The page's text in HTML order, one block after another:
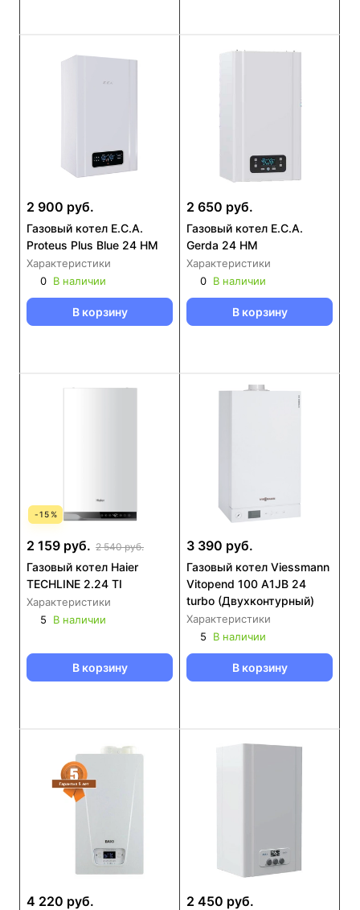
2 900 руб.
Газовый котел E.C.A.
Proteus Plus Blue 24 HM
Характеристики
0 В наличии
В корзину
2 650 руб.
Газовый котел E.C.A.
Gerda 24 HM
Характеристики
0 В наличии
В корзину
-15%
2 159 руб. 2 540 руб.
Газовый котел Haier
TECHLINE 2.24 TI
Характеристики
5
В наличии
В корзину
3 390 руб.
Газовый котел Viessmann
Vitopend 100 A1JB 24
turbo (Двухконтурный)
Характеристики
5
В наличии
В корзину
4 220 руб. 2 450 руб.